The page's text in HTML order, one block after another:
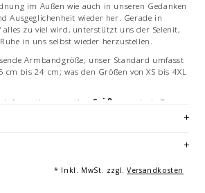
im Außen wie auch in unseren Gedanken
Ausgeglichenheit wieder her. Gerade in
alles zu viel wird, unterstützt uns der Selenit,
in uns selbst wieder herzustellen.
Armbandgröße; unser Standard umfasst
bis 24 cm; was den Größen von XS bis 4XL
Informationen zu den Größen
und wie Du
kannst.
* Inkl. MwSt. zzgl.Versandkosten